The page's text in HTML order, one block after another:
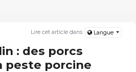
Lire cet article dans: Langue
: des porcs
peste porcine